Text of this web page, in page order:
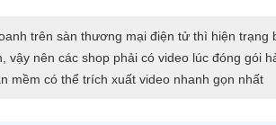
trên sàn thương mại điện tử thì hiện
vậy nên các shop phải có video lúc đóng gói
mềm có thể trích xuất video nhanh gọn nhất